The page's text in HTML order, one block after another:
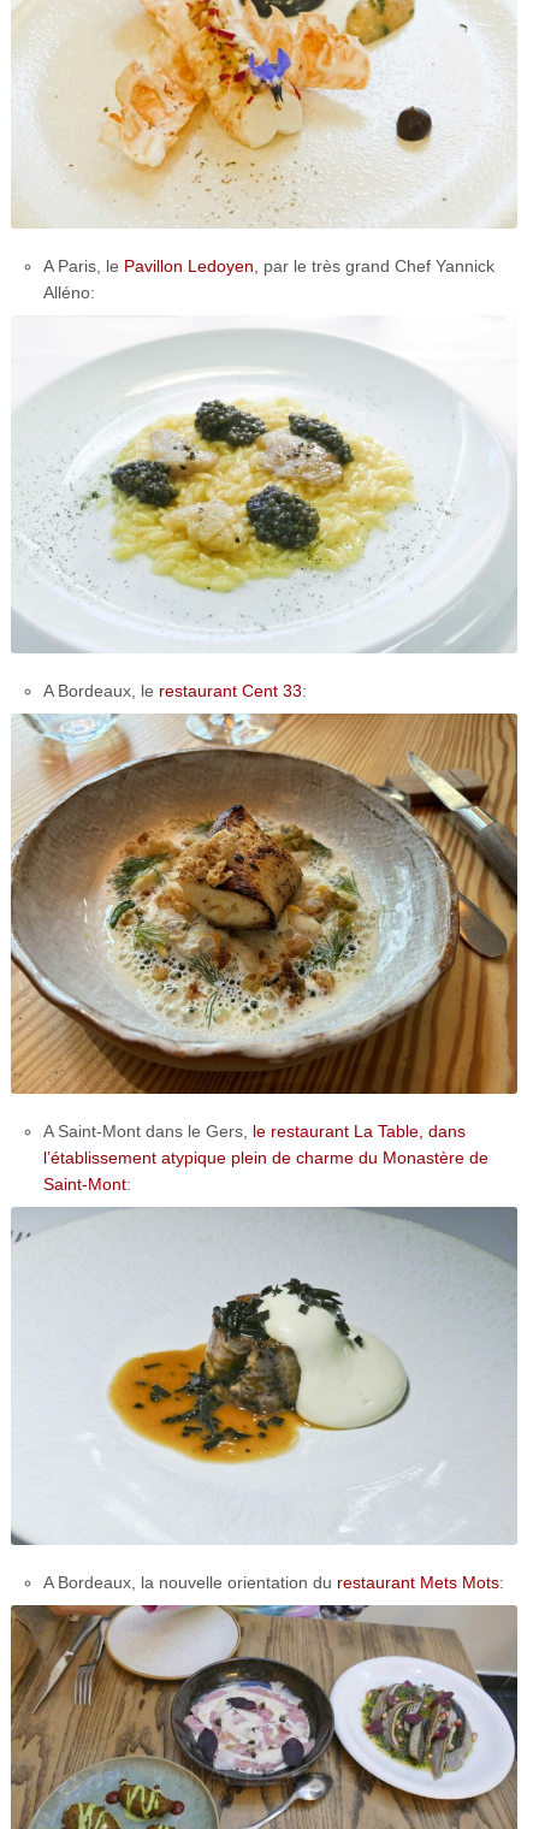
A Paris, le Pavillon Ledoyen, par le très grand Chef Yannick
Alléno:
A Bordeaux, le restaurant Cent 33:
A Saint-Mont dans le Gers, le restaurant La Table, dans
l’établissement atypique plein de charme du Monastère de
Saint-Mont:
A Bordeaux, la nouvelle orientation du restaurant Mets Mots: